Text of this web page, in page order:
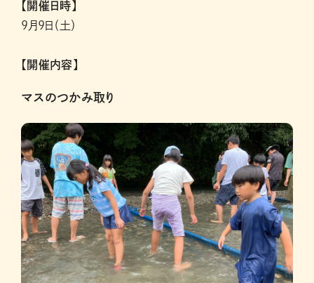
【開催日時】
9月9日（土）
【開催内容】
マスのつかみ取り